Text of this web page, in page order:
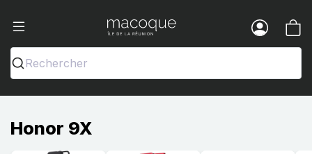
Ma Coque - Coques et Accessoires
Rechercher
Honor 9X